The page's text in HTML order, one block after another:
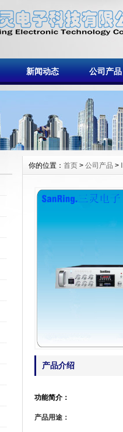
新闻动态 公司产品
你的位置： 首页 > 公司产品 >
产品介绍
功能简介：
产品用途：